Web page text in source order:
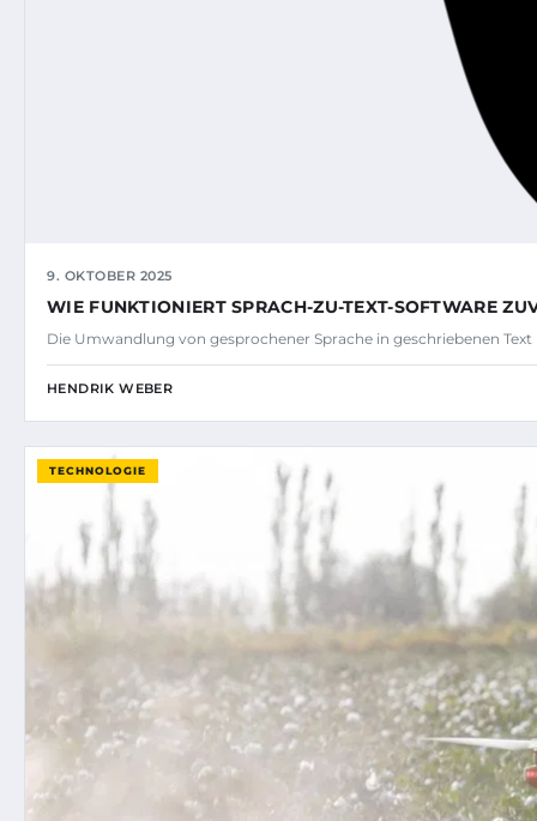
9. OKTOBER 2025
WIE FUNKTIONIERT SPRACH-ZU-TEXT-SOFTWARE
Die Umwandlung von gesprochener Sprache in geschriebenen
HENDRIK WEBER
TECHNOLOGIE